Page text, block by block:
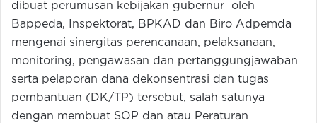
dibuat perumusan kebijakan gubernur oleh
Bappeda, Inspektorat, BPKAD dan Biro Adpemda
mengenai sinergitas perencanaan, pelaksanaan,
monitoring, pengawasan dan pertanggungjawaban
serta pelaporan dana dekonsentrasi dan tugas
pembantuan (DK/TP) tersebut, salah satunya
dengan membuat SOP dan atau Peraturan